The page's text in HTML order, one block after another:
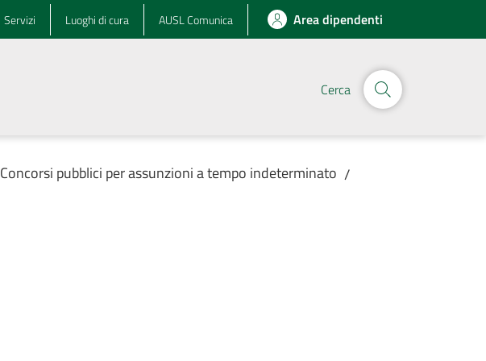
Servizi Luoghi di cura AUSL Comunica Area dipendenti
Cerca
Concorsi pubblici per assunzioni a tempo indeterminato /